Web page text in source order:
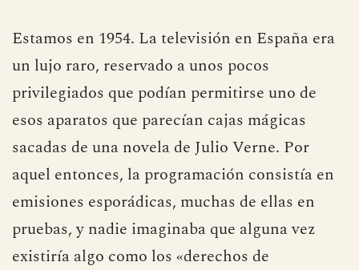
Estamos en 1954. La televisión en España era
un lujo raro, reservado a unos pocos
privilegiados que podían permitirse uno de
esos aparatos que parecían cajas mágicas
sacadas de una novela de Julio Verne. Por
aquel entonces, la programación consistía en
emisiones esporádicas, muchas de ellas en
pruebas, y nadie imaginaba que alguna vez
existiría algo como los «derechos de